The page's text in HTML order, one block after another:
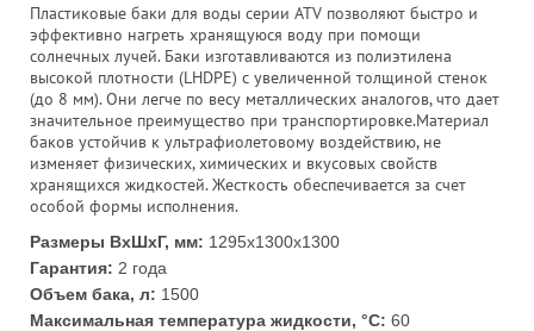
Пластиковые баки для воды серии ATV позволяют быстро и
эффективно нагреть хранящуюся воду при помощи
солнечных лучей. Баки изготавливаются из полиэтилена
высокой плотности (LHDPE) с увеличенной толщиной стенок
(до 8 мм). Они легче по весу металлических аналогов, что дает
значительное преимущество при транспортировке.Материал
баков устойчив к ультрафиолетовому воздействию, не
изменяет физических, химических и вкусовых свойств
хранящихся жидкостей. Жесткость обеспечивается за счет
особой формы исполнения.
Размеры ВхШхГ, мм: 1295x1300x1300
Гарантия: 2 года
Объем бака, л: 1500
Максимальная температура жидкости, °С: 60